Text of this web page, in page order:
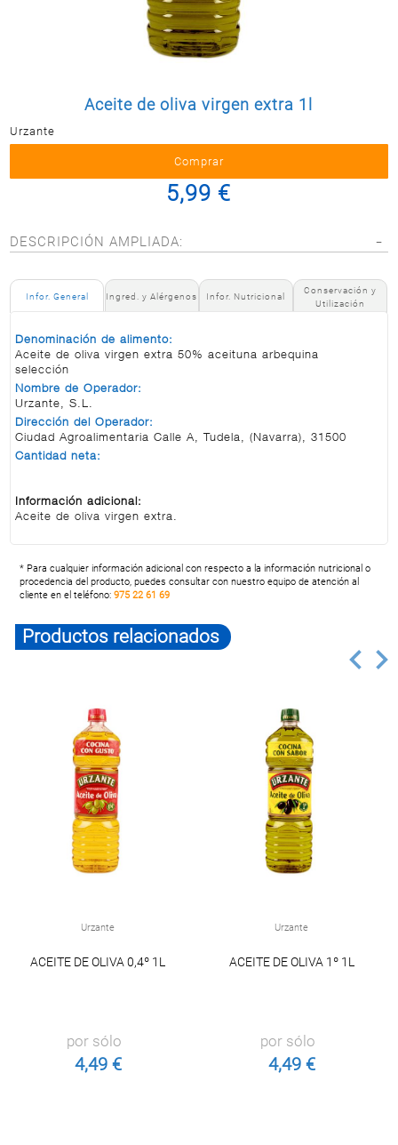
Postal
Aceite de oliva virgen extra 1l
Urzante
5,99 €
DESCRIPCIÓN AMPLIADA:
Infor. General Ingred. y Alérgenos Infor. Nutricional
Conservación y
Utilización
Denominación de alimento:
Aceite de oliva virgen extra 50% aceituna arbequina
selección
Nombre de Operador:
Urzante, S.L.
Dirección del Operador:
Ciudad Agroalimentaria Calle A, Tudela, (Navarra), 31500
Cantidad neta:
Información adicional:
Aceite de oliva virgen extra.
* Para cualquier información adicional con respecto a la información nutricional o
procedencia del producto, puedes consultar con nuestro equipo de atención al
cliente en el teléfono:975 22 61 69
Productos relacionados
Urzante
ACEITE DE OLIVA 0,4º 1L
por sólo
4,49 €
Urzante
ACEITE DE OLIVA 1º 1L
por sólo
4,49 €